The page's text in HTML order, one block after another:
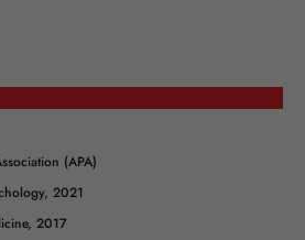
(APA)
2021
2017